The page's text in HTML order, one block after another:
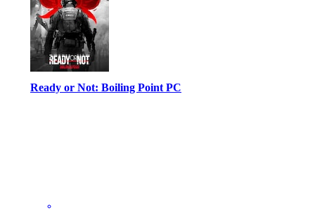
Ready or Not: Boiling Point PC